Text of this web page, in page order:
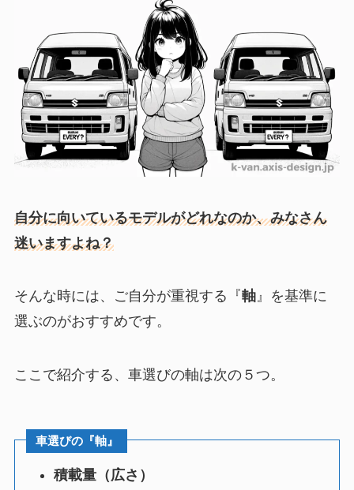
自分に向いているモデルがどれなのか、みなさん
迷いますよね？
そんな時には、ご自分が重視する『軸』を基準に
選ぶのがおすすめです。
ここで紹介する、車選びの軸は次の５つ。
車選びの『軸』
積載量（広さ）